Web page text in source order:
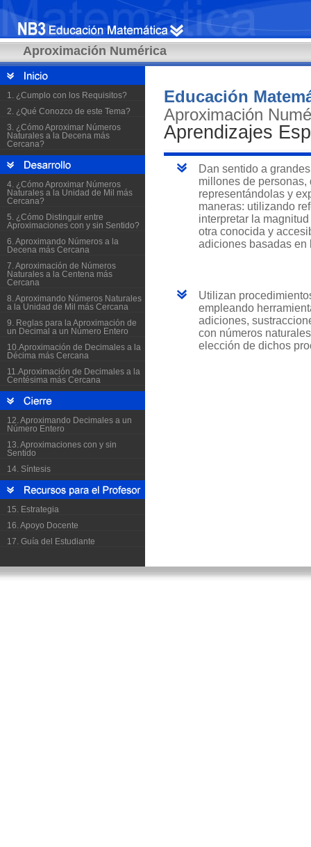
Aproximación Numérica
1. ¿Cumplo con los Requisitos?
2. ¿Qué Conozco de este Tema?
3. ¿Cómo Aproximar Números
Naturales a la Decena más
Cercana?
4. ¿Cómo Aproximar Números
Naturales a la Unidad de Mil más
Cercana?
5. ¿Cómo Distinguir entre
Aproximaciones con y sin Sentido?
6. Aproximando Números a la
Decena más Cercana
7. Aproximación de Números
Naturales a la Centena más
Cercana
8. Aproximando Números Naturales
a la Unidad de Mil más Cercana
9. Reglas para la Aproximación de
un Decimal a un Número Entero
10.Aproximación de Decimales a la
Décima más Cercana
11.Aproximación de Decimales a la
Centésima más Cercana
12. Aproximando Decimales a un
Número Entero
13. Aproximaciones con y sin
Sentido
14. Síntesis
15. Estrategia
16. Apoyo Docente
17. Guía del Estudiante